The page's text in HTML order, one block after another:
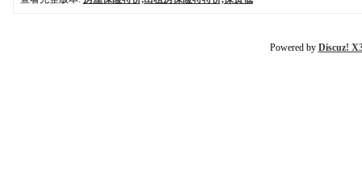
Powered by Discuz!